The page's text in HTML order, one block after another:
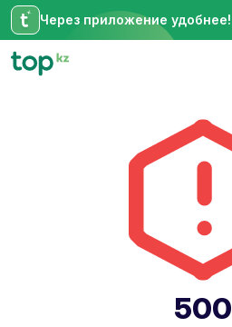
Через приложение удобнее!
500